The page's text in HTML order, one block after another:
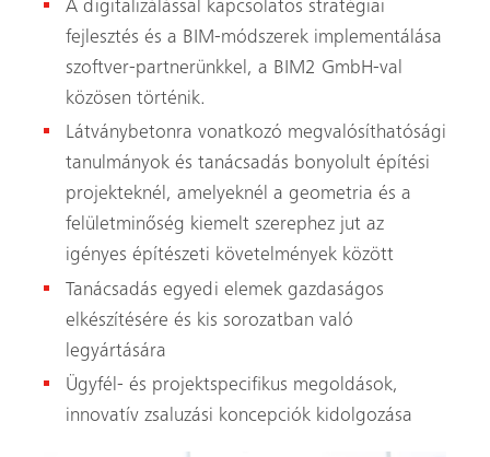
A digitalizálással kapcsolatos stratégiai
fejlesztés és a BIM-módszerek implementálása
szoftver-partnerünkkel, a BIM2 GmbH-val
közösen történik.
Látványbetonra vonatkozó megvalósíthatósági
tanulmányok és tanácsadás bonyolult építési
projekteknél, amelyeknél a geometria és a
felületminőség kiemelt szerephez jut az
igényes építészeti követelmények között
Tanácsadás egyedi elemek gazdaságos
elkészítésére és kis sorozatban való
legyártására
Ügyfél- és projektspecifikus megoldások,
innovatív zsaluzási koncepciók kidolgozása